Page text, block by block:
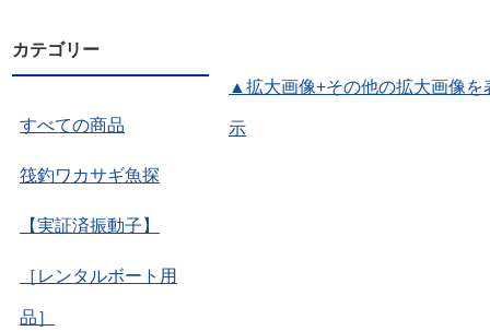
カテゴリー
すべての商品
筏釣ワカサギ魚探
【実証済振動子】
［レンタルボート用
品］
▲拡大画像+その他の拡大画像を
示